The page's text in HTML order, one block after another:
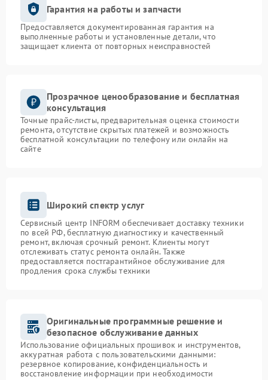
Гарантия на работы и запчасти
Предоставляется документированная гарантия на
выполненные работы и установленные детали, что
защищает клиента от повторных неисправностей
Прозрачное ценообразование и бесплатная
консультация
Точные прайс-листы, предварительная оценка стоимости
ремонта, отсутствие скрытых платежей и возможность
бесплатной консультации по телефону или онлайн на
сайте
Широкий спектр услуг
Сервисный центр INFORM обеспечивает доставку техники
по всей РФ, бесплатную диагностику и качественный
ремонт, включая срочный ремонт. Клиенты могут
отслеживать статус ремонта онлайн. Также
предоставляется постгарантийное обслуживание для
продления срока службы техники
Оригинальные программные решение и
безопасное обслуживание данных
Использование официальных прошивок и инструментов,
аккуратная работа с пользовательскими данными:
резервное копирование, конфиденциальность и
восстановление информации при необходимости